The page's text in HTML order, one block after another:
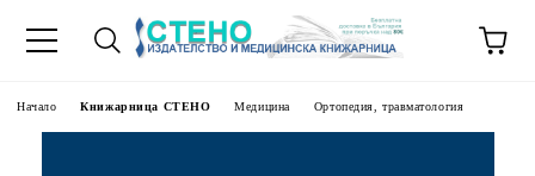
Начало Книжарница СТЕНО Медицина Ортопедия, травматология